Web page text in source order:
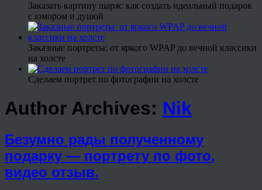
Заказать картину шарж: как создать идеальный подарок
с юмором и душой
Заказные портреты: от яркого WPAP до вечной классики
на холсте
Сделаем портрет по фотографии на холсте
Author Archives: Nik
Безумно рады полученному
подарку — портрету по фото,
видео отзыв.